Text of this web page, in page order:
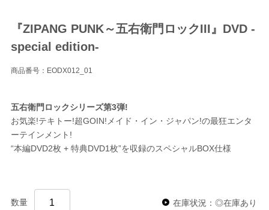
『ZIPANG PUNK～五右衛門ロックIII』DVD -
special edition-
商品番号：EODX012_01
五右衛門ロックシリーズ第3弾!
お気楽!テキトー!超GOIN!メイド・イン・ジャパン!の最狂エンタ
ーテインメント!
“本編DVD2枚 + 特典DVD1枚”を収録のスペシャルBOX仕様
数量 在庫状況：◎在庫あり